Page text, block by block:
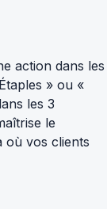
action dans les
» ou «
les 3
le
où vos clients